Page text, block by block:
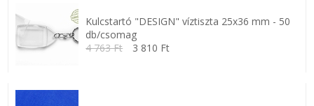
Kulcstartó "DESIGN" víztiszta 25x36 mm - 50
db/csomag
4 763 Ft
3 810 Ft